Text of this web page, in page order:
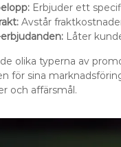
Erbjuder ett
Avstår
Låter
olika typerna av
för sina
och affärsmål.